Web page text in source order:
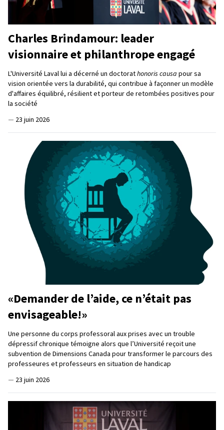
Charles Brindamour: leader
visionnaire et philanthrope engagé
L'Université Laval lui a décerné un doctorathonoris causa pour sa
vision orientée vers la durabilité, qui contribue à façonner un modèle
d'affaires équilibré, résilient et porteur de retombées positives pour
la société
— 23 juin 2026
«Demander de l’aide, ce n’était pas
envisageable!»
Une personne du corps professoral aux prises avec un trouble
dépressif chronique témoigne alors que l’Université reçoit une
subvention de Dimensions Canada pour transformer le parcours des
professeures et professeurs en situation de handicap
— 23 juin 2026